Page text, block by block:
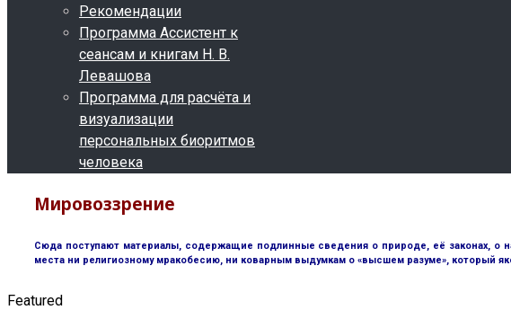
Рекомендации
Программа Ассистент к
сеансам и книгам Н. В.
Левашова
Программа для расчёта и
визуализации
персональных биоритмов
человека
Мировоззрение
Сюда поступают материалы, содержащие подлинные сведения о природе, её законах, о
места ни религиозному мракобесию, ни коварным выдумкам о «высшем разуме», который
Featured